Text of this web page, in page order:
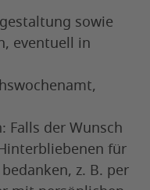
sowie
eventuell in
Falls der Wunsch
für
z. B. per